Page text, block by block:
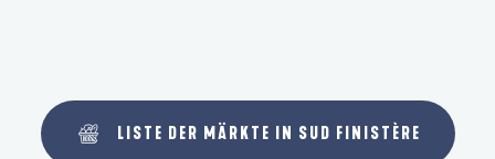
LISTE DER MÄRKTE IN SUD FINISTÈRE